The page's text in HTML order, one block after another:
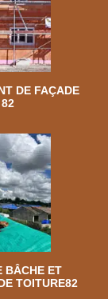
DE FAÇADE
82
BÂCHE ET
TOITURE82